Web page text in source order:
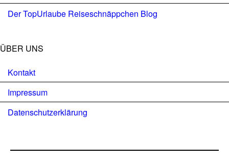
Der TopUrlaube Reiseschnäppchen Blog
ÜBER UNS
Kontakt
Impressum
Datenschutzerklärung